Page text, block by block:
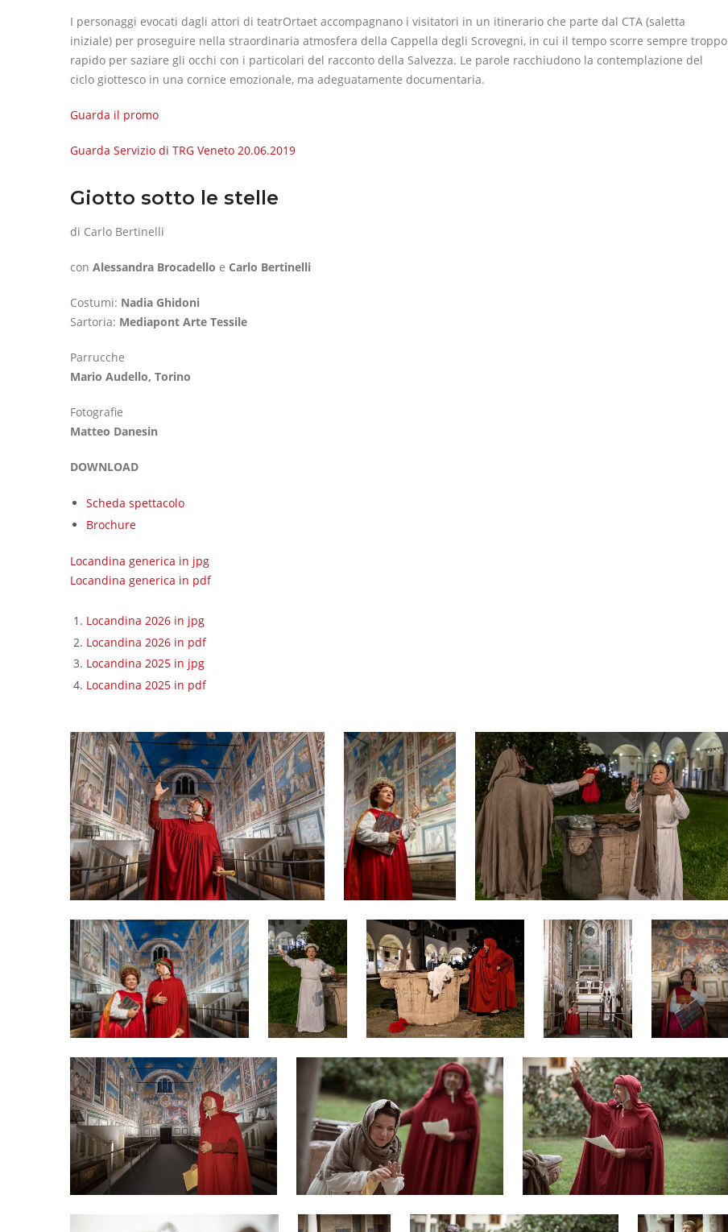
I personaggi evocati dagli attori di teatrOrtaet accompagnano i visitatori in un itinerario che parte dal CTA (saletta
iniziale) per proseguire nella straordinaria atmosfera della Cappella degli Scrovegni, in cui il tempo scorre sempre troppo
rapido per saziare gli occhi con i particolari del racconto della Salvezza. Le parole racchiudono la contemplazione del
ciclo giottesco in una cornice emozionale, ma adeguatamente documentaria.
Guarda il promo
Guarda Servizio di TRG Veneto 20.06.2019
Giotto sotto le stelle
di Carlo Bertinelli
con Alessandra Brocadello e Carlo Bertinelli
Costumi: Nadia Ghidoni
Sartoria: Mediapont Arte Tessile
Parrucche
Mario Audello, Torino
Fotografie
Matteo Danesin
DOWNLOAD
Scheda spettacolo
Brochure
Locandina generica in jpg
Locandina generica in pdf
Locandina 2026 in jpg
Locandina 2026 in pdf
Locandina 2025 in jpg
Locandina 2025 in pdf